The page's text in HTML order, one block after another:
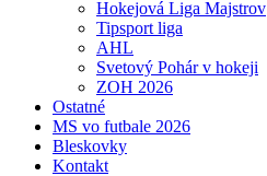
Hokejová Liga Majstrov
Tipsport liga
AHL
Svetový Pohár v hokeji
ZOH 2026
Ostatné
MS vo futbale 2026
Bleskovky
Kontakt